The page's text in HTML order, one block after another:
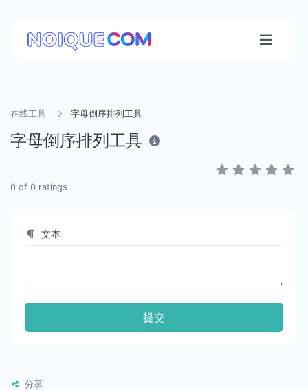
在线工具 字母倒序排列工具
字母倒序排列工具
0 of 0 ratings
文本
提交
分享